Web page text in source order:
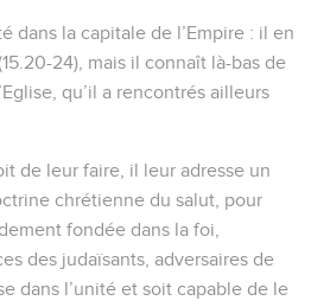
dans la capitale de l’Empire : il en
24), mais il connaît là-bas de
qu’il a rencontrés ailleurs
de leur faire, il leur adresse un
chrétienne du salut, pour
fondée dans la foi,
des judaïsants, adversaires de
dans l’unité et soit capable de le